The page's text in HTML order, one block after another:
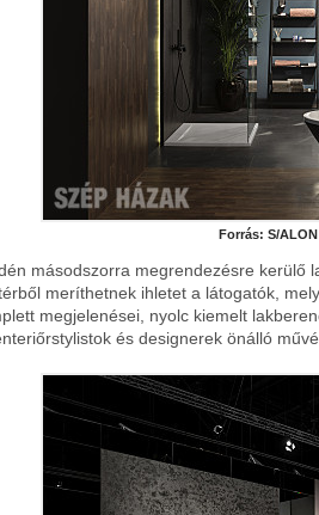
Forrás: S/ALON
másodszorra megrendezésre kerülő
meríthetnek ihletet a látogatók,
megjelenései, nyolc kiemelt
és designerek önálló